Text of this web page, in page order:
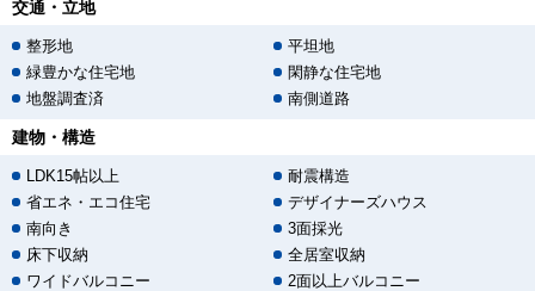
交通・立地
整形地
平坦地
緑豊かな住宅地
閑静な住宅地
地盤調査済
南側道路
建物・構造
LDK15帖以上
耐震構造
省エネ・エコ住宅
デザイナーズハウス
南向き
3面採光
床下収納
全居室収納
ワイドバルコニー
2面以上バルコニー